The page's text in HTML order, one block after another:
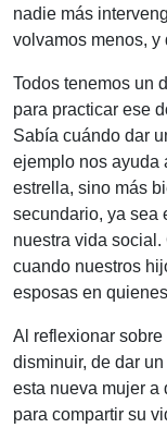
nadie más
volvamos menos, y
Todos tenemos un
para practicar ese
Sabía cuándo dar
ejemplo nos ayuda
estrella, sino más
secundario, ya sea
nuestra vida
cuando nuestros
esposas en
Al reflexionar
disminuir, de dar
esta nueva mujer a
para compartir su